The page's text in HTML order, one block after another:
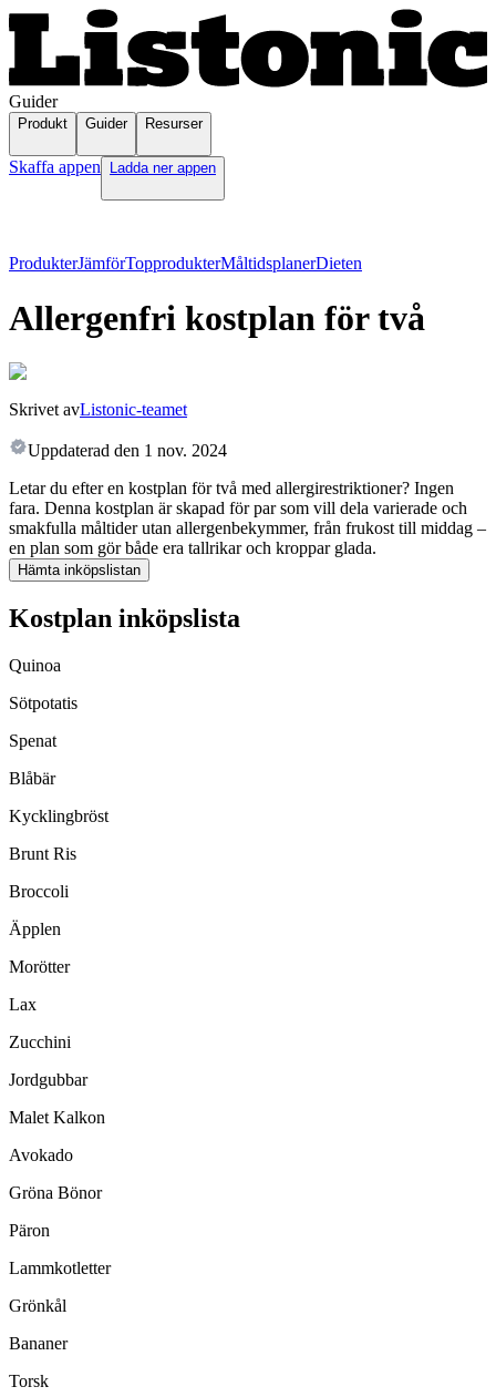
Guider
Produkt Guider Resurser
Skaffa appen Ladda ner appen
ProdukterJämförTopprodukterMåltidsplanerDieten
Allergenfri kostplan för två
Skrivet avListonic-teamet
Uppdaterad den 1 nov. 2024
Letar du efter en kostplan för två med allergirestriktioner? Ingen
fara. Denna kostplan är skapad för par som vill dela varierade och
smakfulla måltider utan allergenbekymmer, från frukost till middag –
en plan som gör både era tallrikar och kroppar glada.
Hämta inköpslistan
Kostplan inköpslista
Quinoa
Sötpotatis
Spenat
Blåbär
Kycklingbröst
Brunt Ris
Broccoli
Äpplen
Morötter
Lax
Zucchini
Jordgubbar
Malet Kalkon
Avokado
Gröna Bönor
Päron
Lammkotletter
Grönkål
Bananer
Torsk